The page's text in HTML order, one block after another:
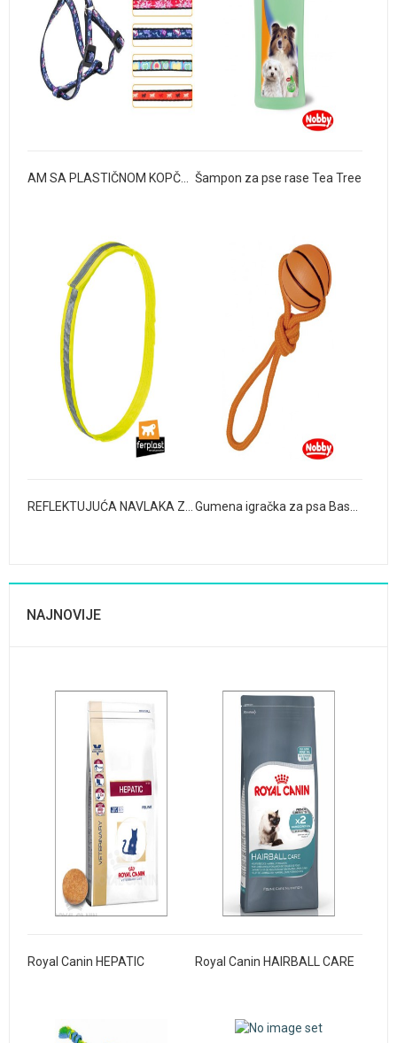
Šampon za pse rase Tea Tree
NAJNOVIJE
Royal Canin HEPATIC Royal Canin HAIRBALL CARE